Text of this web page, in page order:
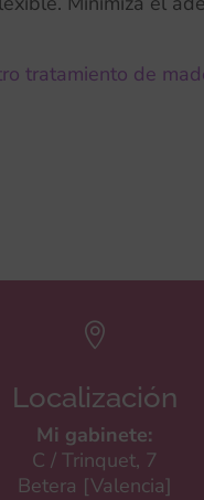
tratamiento de

Localización
Mi gabinete:
C / Trinquet, 7
Betera [Valencia]